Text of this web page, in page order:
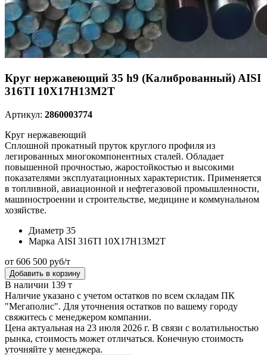
Круг нержавеющий 35 h9 (Калиброванный) AISI
316TI 10Х17Н13М2Т
Артикул: 2860003774
Круг нержавеющий
Сплошной прокатный пруток круглого профиля из
легированных многокомпонентных сталей. Обладает
повышенной прочностью, жаростойкостью и высокими
показателями эксплуатационных характеристик. Применяется
в топливной, авиационной и нефтегазовой промышленности,
машиностроении и строительстве, медицине и коммунальном
хозяйстве.
Диаметр 35
Марка AISI 316TI 10Х17Н13М2Т
от 606 500 руб/т
Добавить в корзину
В наличии 139 т
Наличие указано с учетом остатков по всем складам ПК
"Мегаполис". Для уточнения остатков по вашему городу
свяжитесь с менеджером компании.
Цена актуальная на 23 июля 2026 г. В связи с волатильностью
рынка, стоимость может отличаться. Конечную стоимость
уточняйте у менеджера.